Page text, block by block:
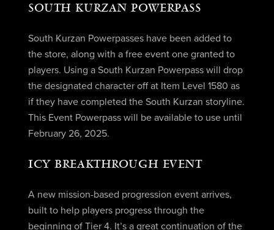
SOUTH KURZAN POWERPASS
South Kurzan Powerpasses have been added to
the store, along with a free event one granted to
players. Using a South Kurzan Powerpass will drop
the designated character off at Item Level 1580 as
if they have completed the South Kurzan storyline.
This Event Powerpass will be available to use until
February 26, 2025.
ICY BREAKTHROUGH EVENT
A new mission-based progression event arrives,
built to help players progress through the
beginning of Tier 4. It’s a great continuation of the